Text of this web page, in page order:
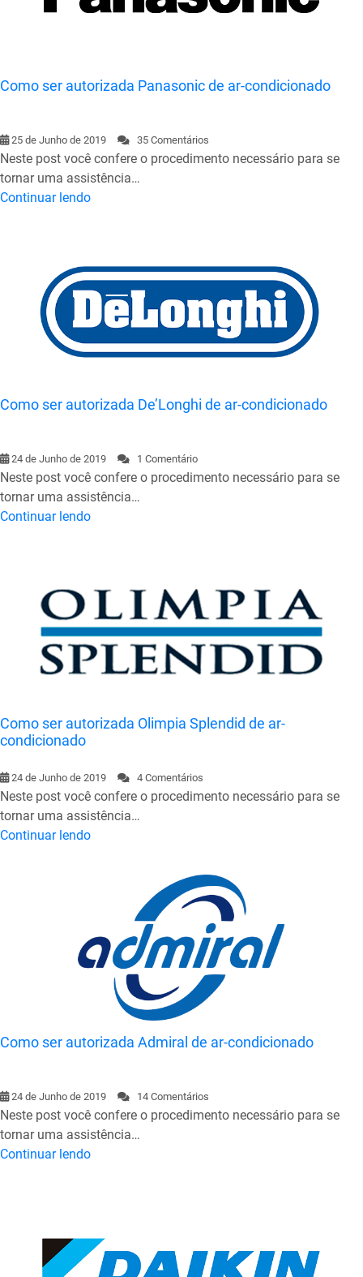
Como ser autorizada Panasonic de ar-condicionado
25 de Junho de 2019 35 Comentários
Neste post você confere o procedimento necessário para se
tornar uma assistência…
Continuar lendo
Como ser autorizada De’Longhi de ar-condicionado
24 de Junho de 2019 1 Comentário
Neste post você confere o procedimento necessário para se
tornar uma assistência…
Continuar lendo
Como ser autorizada Olimpia Splendid de ar-
condicionado
24 de Junho de 2019 4 Comentários
Neste post você confere o procedimento necessário para se
tornar uma assistência…
Continuar lendo
Como ser autorizada Admiral de ar-condicionado
24 de Junho de 2019 14 Comentários
Neste post você confere o procedimento necessário para se
tornar uma assistência…
Continuar lendo